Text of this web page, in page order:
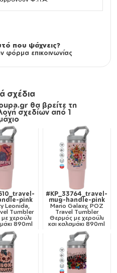
που ψάχνεις?
φόρμα επικοινωνίας
σχέδια
θα βρείτε τη
σχεδίων από 1
pink
Leonida,
Tumbler
χερούλι
890ml
#KP_33764_travel-
mug-handle-pink
Mario Galaxy, ΡΟΖ
Travel Tumbler
Θερμός με χερούλι
και καλαμάκι 890ml